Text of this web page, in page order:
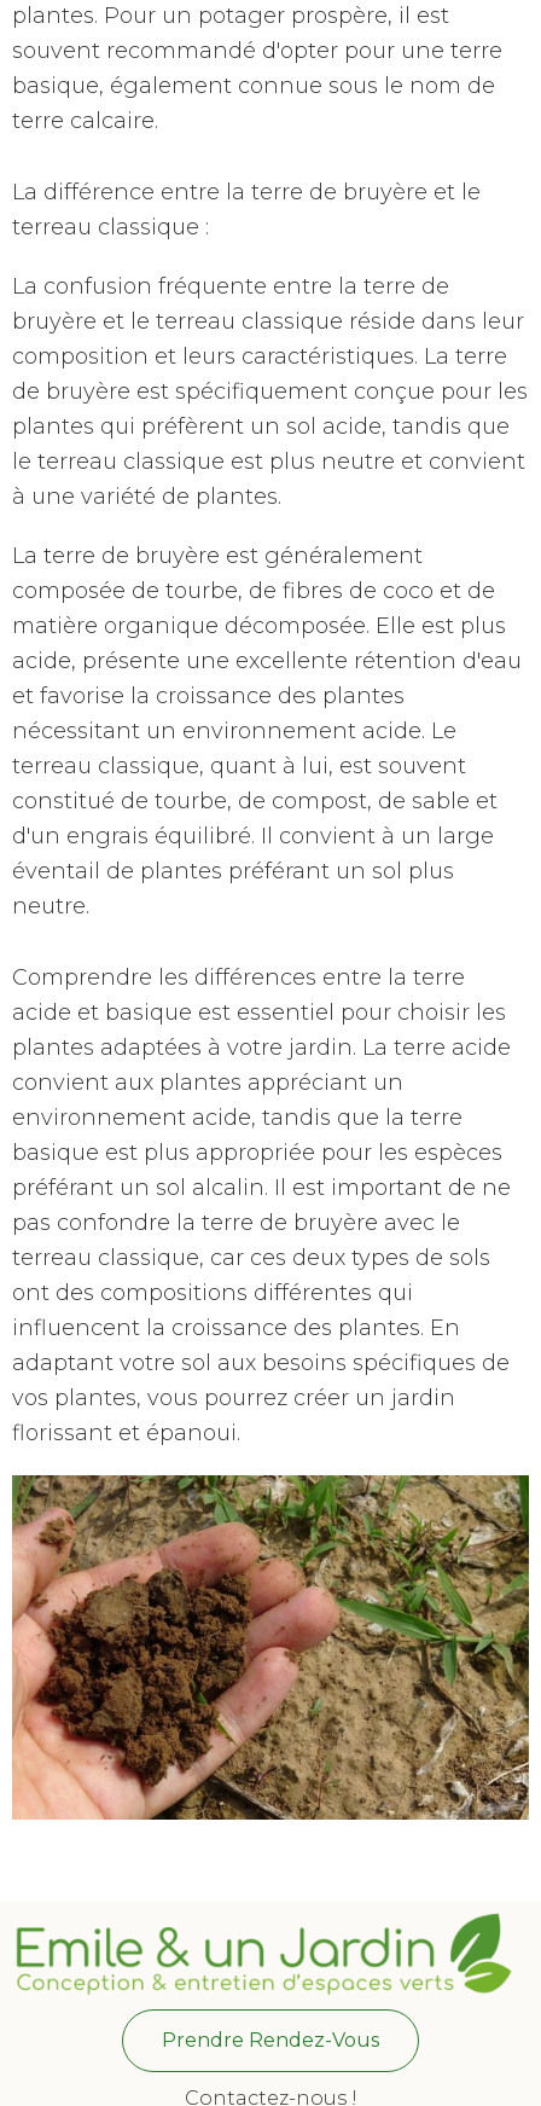
plantes. Pour un potager prospère, il est
souvent recommandé d'opter pour une terre
basique, également connue sous le nom de
terre calcaire.
La différence entre la terre de bruyère et le
terreau classique :
La confusion fréquente entre la terre de
bruyère et le terreau classique réside dans leur
composition et leurs caractéristiques. La terre
de bruyère est spécifiquement conçue pour les
plantes qui préfèrent un sol acide, tandis que
le terreau classique est plus neutre et convient
à une variété de plantes.
La terre de bruyère est généralement
composée de tourbe, de fibres de coco et de
matière organique décomposée. Elle est plus
acide, présente une excellente rétention d'eau
et favorise la croissance des plantes
nécessitant un environnement acide. Le
terreau classique, quant à lui, est souvent
constitué de tourbe, de compost, de sable et
d'un engrais équilibré. Il convient à un large
éventail de plantes préférant un sol plus
neutre.
Comprendre les différences entre la terre
acide et basique est essentiel pour choisir les
plantes adaptées à votre jardin. La terre acide
convient aux plantes appréciant un
environnement acide, tandis que la terre
basique est plus appropriée pour les espèces
préférant un sol alcalin. Il est important de ne
pas confondre la terre de bruyère avec le
terreau classique, car ces deux types de sols
ont des compositions différentes qui
influencent la croissance des plantes. En
adaptant votre sol aux besoins spécifiques de
vos plantes, vous pourrez créer un jardin
florissant et épanoui.
Prendre Rendez-Vous
Contactez-nous !